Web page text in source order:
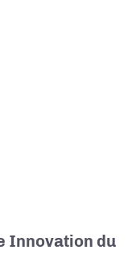
Innovation du